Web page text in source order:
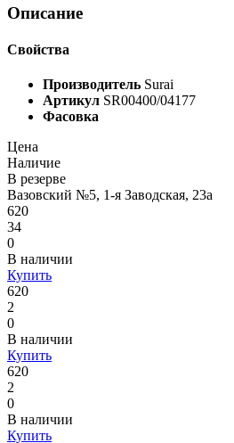
Описание
Свойства
Производитель Surai
Артикул SR00400/04177
Фасовка
Цена
Наличие
В резерве
Вазовский №5, 1-я Заводская, 23а
620
34
0
В наличии
Купить
620
2
0
В наличии
Купить
620
2
0
В наличии
Купить